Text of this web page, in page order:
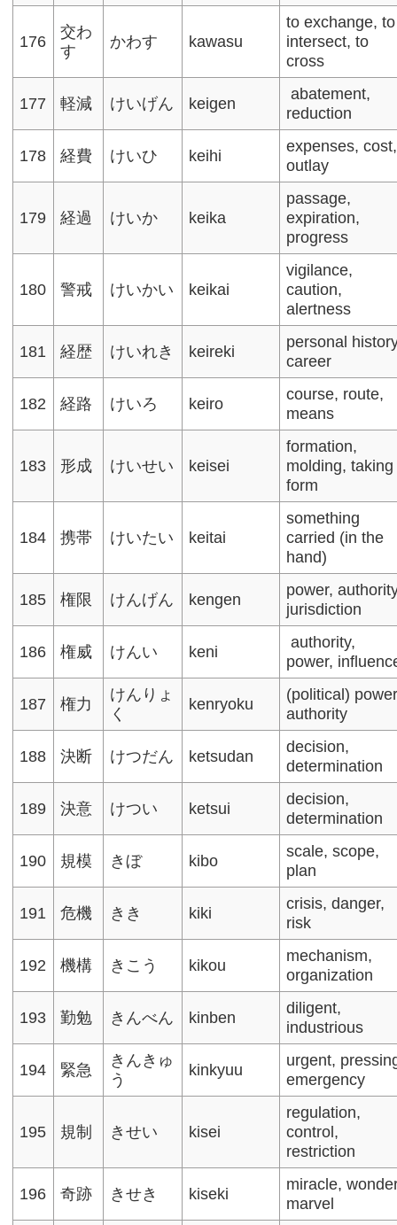
176
交わ
す
かわす kawasu
to exchange, to
intersect, to
cross
177 軽減 けいげん keigen
abatement,
reduction​
178 経費 けいひ keihi
expenses, cost,
outlay​
179 経過 けいか keika
passage,
expiration,
progress
180 警戒 けいかい keikai
vigilance,
caution,
alertness
181 経歴 けいれき keireki
personal
career​
182 経路 けいろ keiro
course, route,
means
183 形成 けいせい keisei
formation,
molding, taking
form​
184 携帯 けいたい keitai
something
carried (in the
hand)
185 権限 けんげん kengen
power,
jurisdiction​
186 権威 けんい keni
authority,
power,
187 権力
けんりょ
く
kenryoku
(political)
authority
188 決断 けつだん ketsudan
decision,
determination​
189 決意 けつい ketsui
decision,
determination
190 規模 きぼ kibo
scale, scope,
plan
191 危機 きき kiki
crisis, danger,
risk​
192 機構 きこう kikou
mechanism,
organization
193 勤勉 きんべん kinben
diligent,
industrious​
194 緊急
きんきゅ
う
kinkyuu
urgent,
emergency​
195 規制 きせい kisei
regulation,
control,
restriction
196 奇跡 きせき kiseki
miracle,
marvel​